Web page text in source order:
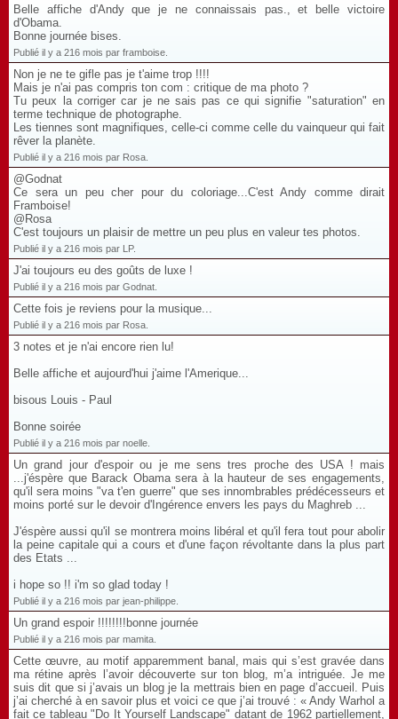
Belle affiche d'Andy que je ne connaissais pas., et belle victoire
d'Obama.
Bonne journée bises.
Publié il y a 216 mois par framboise.
Non je ne te gifle pas je t'aime trop !!!!
Mais je n'ai pas compris ton com : critique de ma photo ?
Tu peux la corriger car je ne sais pas ce qui signifie "saturation" en
terme technique de photographe.
Les tiennes sont magnifiques, celle-ci comme celle du vainqueur qui fait
rêver la planète.
Publié il y a 216 mois par Rosa.
@Godnat
Ce sera un peu cher pour du coloriage...C'est Andy comme dirait
Framboise!
@Rosa
C'est toujours un plaisir de mettre un peu plus en valeur tes photos.
Publié il y a 216 mois par LP.
J'ai toujours eu des goûts de luxe !
Publié il y a 216 mois par Godnat.
Cette fois je reviens pour la musique...
Publié il y a 216 mois par Rosa.
3 notes et je n'ai encore rien lu!
Belle affiche et aujourd'hui j'aime l'Amerique...
bisous Louis - Paul
Bonne soirée
Publié il y a 216 mois par noelle.
Un grand jour d'espoir ou je me sens tres proche des USA ! mais
...j'éspère que Barack Obama sera à la hauteur de ses engagements,
qu'il sera moins "va t'en guerre" que ses innombrables prédécesseurs et
moins porté sur le devoir d'Ingérence envers les pays du Maghreb ...
J'éspère aussi qu'il se montrera moins libéral et qu'il fera tout pour abolir
la peine capitale qui a cours et d'une façon révoltante dans la plus part
des Etats ...
i hope so !! i'm so glad today !
Publié il y a 216 mois par jean-philippe.
Un grand espoir !!!!!!!!bonne journée
Publié il y a 216 mois par mamita.
Cette œuvre, au motif apparemment banal, mais qui s’est gravée dans
ma rétine après l’avoir découverte sur ton blog, m’a intriguée. Je me
suis dit que si j’avais un blog je la mettrais bien en page d’accueil. Puis
j’ai cherché à en savoir plus et voici ce que j’ai trouvé : « Andy Warhol a
fait ce tableau "Do It Yourself Landscape" datant de 1962 partiellement,